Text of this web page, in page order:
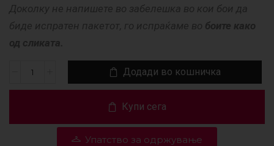
Доколку не напишете во забелешка во кои бои да
биде испратен пакетот, го испраќаме во боите како
од сликата.
Додади во кошничка
Купи сега
Упатство за одржување